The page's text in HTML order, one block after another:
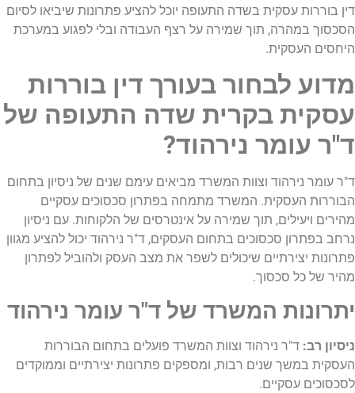
דין בוררות עסקית בשדה התעופה יוכל להציע פתרונות שיביאו לסיום
הסכסוך במהרה, תוך שמירה על רצף העבודה ובלי לפגוע במערכת
היחסים העסקית.
מדוע לבחור בעורך דין בוררות
עסקית בקרית שדה התעופה של
ד"ר עומר נירהוד?
ד"ר עומר נירהוד וצוות המשרד מביאים עימם שנים של ניסיון בתחום
הבוררות העסקית. המשרד מתמחה בפתרון סכסוכים עסקיים
מהירים ויעילים, תוך שמירה על אינטרסים של הלקוחות. עם ניסיון
נרחב בפתרון סכסוכים בתחום העסקים, ד"ר נירהוד יכול להציע מגוון
פתרונות יצירתיים שיכולים לשפר את מצב העסק ולהוביל לפתרון
מהיר של כל סכסוך.
יתרונות המשרד של ד"ר עומר נירהוד
ניסיון רב: ד"ר נירהוד וצוות המשרד פועלים בתחום הבוררות
העסקית במשך שנים רבות, ומספקים פתרונות יצירתיים וממוקדים
לסכסוכים עסקיים.